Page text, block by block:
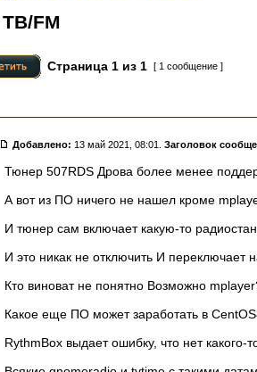
FM
Страница 1 из 1 [ 1 сообщение ]
Добавлено: 13 май 2021, 08:01. Заголовок
Тюнер 507RDS Дрова более менее
А вот из ПО ничего не нашел кроме
И тюнер сам включает какую-то
И это никак не отключить И переключает
Кто виноват не понятно Возможно
Какое еще ПО может заработать в
RythmBox выдает ошибку, что нет какого-